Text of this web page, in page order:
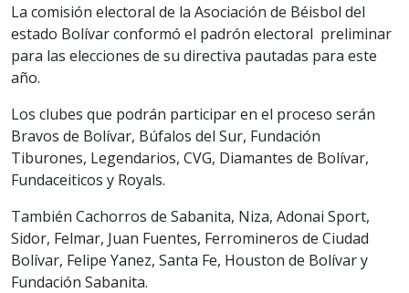
La comisión electoral de la Asociación de Béisbol del
estado Bolívar conformó el padrón electoral preliminar
para las elecciones de su directiva pautadas para este
año.
Los clubes que podrán participar en el proceso serán
Bravos de Bolívar, Búfalos del Sur, Fundación
Tiburones, Legendarios, CVG, Diamantes de Bolívar,
Fundaceiticos y Royals.
También Cachorros de Sabanita, Niza, Adonai Sport,
Sidor, Felmar, Juan Fuentes, Ferromineros de Ciudad
Bolívar, Felipe Yanez, Santa Fe, Houston de Bolívar y
Fundación Sabanita.